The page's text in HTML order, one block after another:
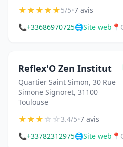
★★★★★5/5•7 avis
📞+33686970725🌐Site web 📍
Reflex'O Zen Institut
Quartier Saint Simon, 30 Rue
Simone Signoret, 31100
Toulouse
★★★☆☆3.4/5•7 avis
📞+33782312975🌐Site web 📍